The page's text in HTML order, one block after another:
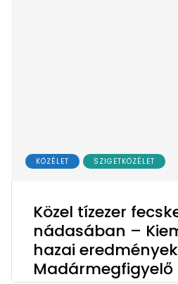
KÖZÉLET SZIGETKÖZÉLET
Közel tízezer
nádasában –
hazai
Madármegfigyelő